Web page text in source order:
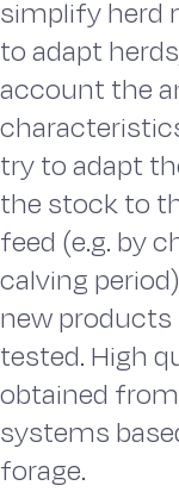
simplify herd
to adapt
account the
try to adapt
the stock to
feed (e.g. by
calving
new products
tested. High
obtained
systems
forage.